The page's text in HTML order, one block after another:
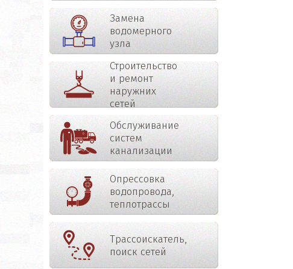
Замена
водомерного
узла
Строительство
и ремонт
наружних
сетей
Обслуживание
систем
канализации
Опрессовка
водопровода,
теплотрассы
Трассоискатель,
поиск сетей